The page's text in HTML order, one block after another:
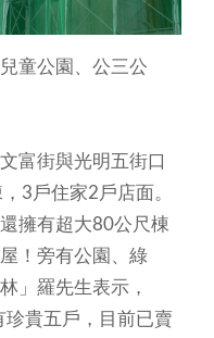
童公園、公三公
富街與光明五街口
3戶住家2戶店面。
擁有超大80公尺棟
！旁有公園、綠
」羅先生表示，
珍貴五戶，目前已賣